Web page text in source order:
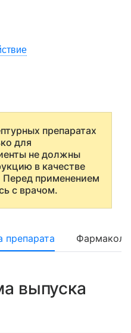
препаратах
для
не должны
в качестве
Перед применением
с врачом.
препарата
выпуска